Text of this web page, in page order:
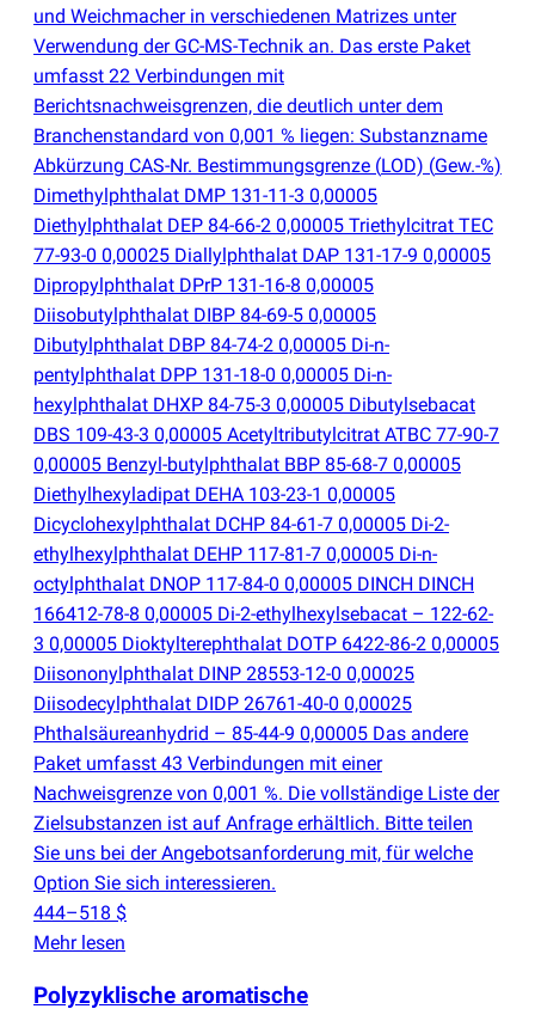
und Weichmacher in verschiedenen Matrizes unter
Verwendung der GC-MS-Technik an. Das erste Paket
umfasst 22 Verbindungen mit
Berichtsnachweisgrenzen, die deutlich unter dem
Branchenstandard von 0,001 % liegen: Substanzname
Abkürzung CAS-Nr. Bestimmungsgrenze (LOD) (Gew.-%)
Dimethylphthalat DMP 131-11-3 0,00005
Diethylphthalat DEP 84-66-2 0,00005 Triethylcitrat TEC
77-93-0 0,00025 Diallylphthalat DAP 131-17-9 0,00005
Dipropylphthalat DPrP 131-16-8 0,00005
Diisobutylphthalat DIBP 84-69-5 0,00005
Dibutylphthalat DBP 84-74-2 0,00005 Di-n-
pentylphthalat DPP 131-18-0 0,00005 Di-n-
hexylphthalat DHXP 84-75-3 0,00005 Dibutylsebacat
DBS 109-43-3 0,00005 Acetyltributylcitrat ATBC 77-90-7
0,00005 Benzyl-butylphthalat BBP 85-68-7 0,00005
Diethylhexyladipat DEHA 103-23-1 0,00005
Dicyclohexylphthalat DCHP 84-61-7 0,00005 Di-2-
ethylhexylphthalat DEHP 117-81-7 0,00005 Di-n-
octylphthalat DNOP 117-84-0 0,00005 DINCH DINCH
166412-78-8 0,00005 Di-2-ethylhexylsebacat – 122-62-
3 0,00005 Dioktylterephthalat DOTP 6422-86-2 0,00005
Diisononylphthalat DINP 28553-12-0 0,00025
Diisodecylphthalat DIDP 26761-40-0 0,00025
Phthalsäureanhydrid – 85-44-9 0,00005 Das andere
Paket umfasst 43 Verbindungen mit einer
Nachweisgrenze von 0,001 %. Die vollständige Liste der
Zielsubstanzen ist auf Anfrage erhältlich. Bitte teilen
Sie uns bei der Angebotsanforderung mit, für welche
Option Sie sich interessieren.
444–518 $
Mehr lesen
Polyzyklische aromatische